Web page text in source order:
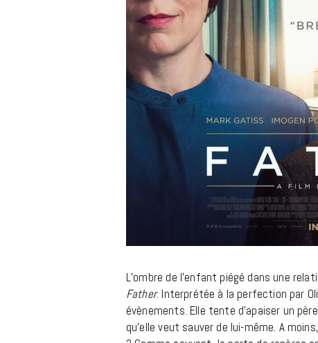
L’ombre de l’enfant piégé dans une
Father. Interprétée à la perfection par
évènements. Elle tente d’apaiser un
qu’elle veut sauver de lui-même. A